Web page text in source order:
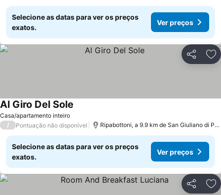
Selecione as datas para ver os preços
exatos.
Ver preços
Partilhar
Casa/apartamento inteiro
Al Giro Del Sole
/ Pontuação não disponível Ripabottoni, a 9.9 km de San Giuliano di Puglia
Selecione as datas para ver os preços
exatos.
Ver preços
Partilhar